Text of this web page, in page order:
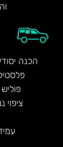
הכנה
ציפוי ננו